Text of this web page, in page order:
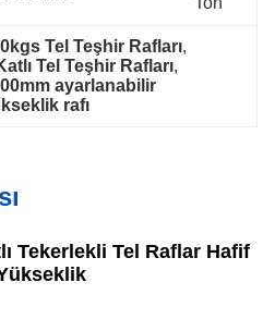
Tel Teşhir Rafları,
Tel Teşhir Rafları,
ayarlanabilir
rafı
Tekerlekli Tel Raflar Hafif